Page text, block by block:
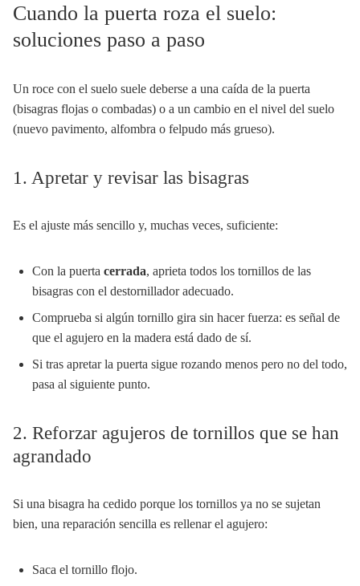
Cuando la puerta roza el suelo:
soluciones paso a paso
Un roce con el suelo suele deberse a una caída de la puerta
(bisagras flojas o combadas) o a un cambio en el nivel del suelo
(nuevo pavimento, alfombra o felpudo más grueso).
1. Apretar y revisar las bisagras
Es el ajuste más sencillo y, muchas veces, suficiente:
Con la puerta cerrada, aprieta todos los tornillos de las
bisagras con el destornillador adecuado.
Comprueba si algún tornillo gira sin hacer fuerza: es señal de
que el agujero en la madera está dado de sí.
Si tras apretar la puerta sigue rozando menos pero no del todo,
pasa al siguiente punto.
2. Reforzar agujeros de tornillos que se han
agrandado
Si una bisagra ha cedido porque los tornillos ya no se sujetan
bien, una reparación sencilla es rellenar el agujero:
Saca el tornillo flojo.